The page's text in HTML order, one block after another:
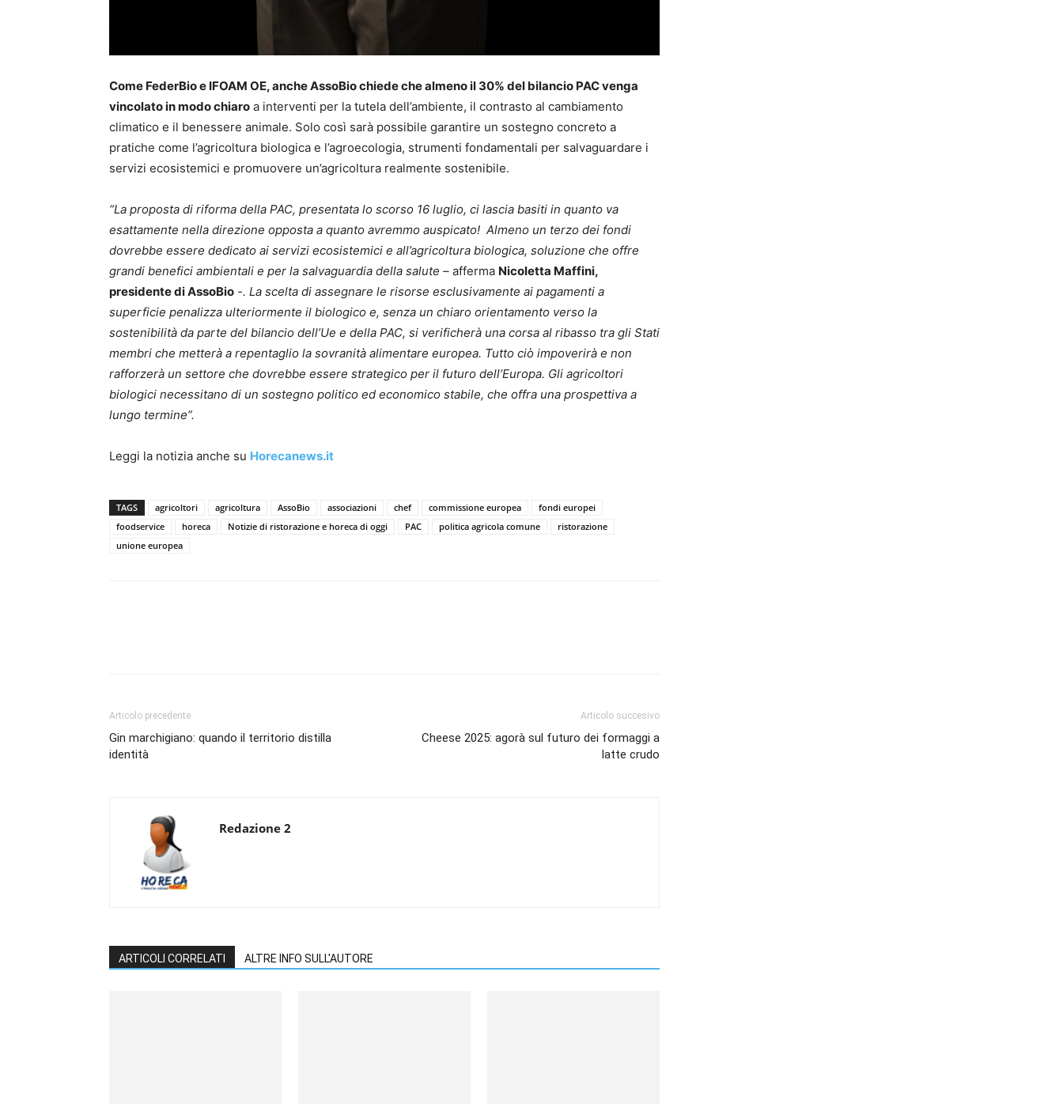
Come FederBio e IFOAM OE, anche AssoBio chiede che almeno il 30% del bilancio PAC venga
vincolato in modo chiaro a interventi per la tutela dell’ambiente, il contrasto al cambiamento
climatico e il benessere animale. Solo così sarà possibile garantire un sostegno concreto a
pratiche come l’agricoltura biologica e l’agroecologia, strumenti fondamentali per salvaguardare i
servizi ecosistemici e promuovere un’agricoltura realmente sostenibile.
“La proposta di riforma della PAC, presentata lo scorso 16 luglio, ci lascia basiti in quanto va
esattamente nella direzione opposta a quanto avremmo auspicato! Almeno un terzo dei fondi
dovrebbe essere dedicato ai servizi ecosistemici e all’agricoltura biologica, soluzione che offre
grandi benefici ambientali e per la salvaguardia della salute – afferma Nicoletta Maffini,
presidente di AssoBio -. La scelta di assegnare le risorse esclusivamente ai pagamenti a
superficie penalizza ulteriormente il biologico e, senza un chiaro orientamento verso la
sostenibilità da parte del bilancio dell’Ue e della PAC, si verificherà una corsa al ribasso tra gli Stati
membri che metterà a repentaglio la sovranità alimentare europea. Tutto ciò impoverirà e non
rafforzerà un settore che dovrebbe essere strategico per il futuro dell’Europa. Gli agricoltori
biologici necessitano di un sostegno politico ed economico stabile, che offra una prospettiva a
lungo termine”.
Leggi la notizia anche su Horecanews.it
TAGS agricoltori agricoltura AssoBio associazioni chef commissione europea
fondi europei
foodservice
horeca Notizie di ristorazione e horeca di oggi PAC politica agricola comune
ristorazione
unione europea
Articolo precedente
Gin marchigiano: quando il territorio distilla
identità
Articolo succesivo
Cheese 2025: agorà sul futuro dei formaggi a
latte crudo
Redazione 2
ARTICOLI CORRELATI ALTRE INFO SULL'AUTORE